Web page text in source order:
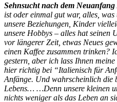
Sehnsucht nach dem Neuanfang
ist oder einmal gut war, alles, was
unsere Beziehungen, Kinder
unsere Hobbys – alles hat seinen
vor längerer Zeit, etwas Neues
einen Kaffee zusammen trinken?
gestern, aber ich lass Ihnen
hier richtig bei “Italienisch für
Anfänge. Und wahrscheinlich die
Lebens… …Denn unsere kleinen
nichts weniger als das Leben an